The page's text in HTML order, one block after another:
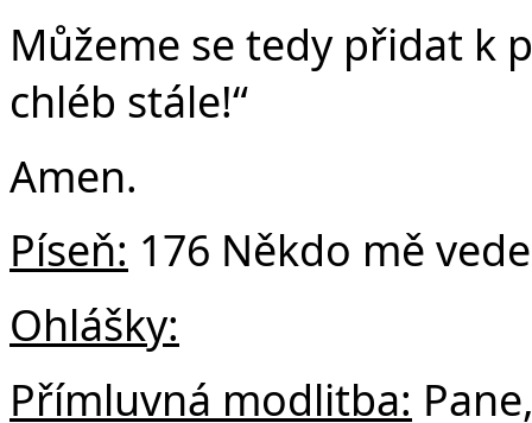
Můžeme se tedy přidat k
chléb stále!“
Amen.
Píseň: 176 Někdo mě
Ohlášky:
Přímluvná modlitba: